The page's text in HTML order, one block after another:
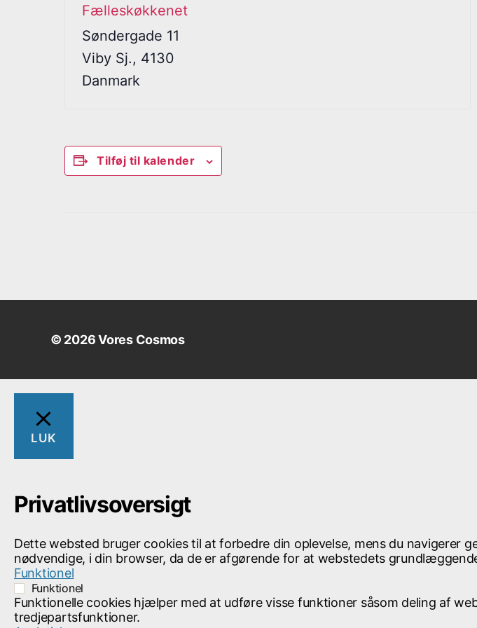
Fælleskøkkenet
Søndergade 11
Viby Sj., 4130
Danmark
Tilføj til kalender
g
v
n
h
e
d
N
© 2026Vores Cosmos
LUK
Privatlivsoversigt
Dette websted bruger cookies til at forbedre din oplevelse, mens du navigerer
nødvendige, i din browser, da de er afgørende for at webstedets
Funktionel
Funktionel
Funktionelle cookies hjælper med at udføre visse funktioner såsom deling af
tredjepartsfunktioner.